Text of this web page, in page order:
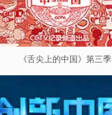
《舌尖上的中国》第三季